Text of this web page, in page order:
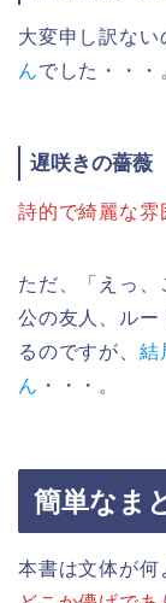
大変申し訳ない
んでした・・・
遅咲きの薔薇
詩的で綺麗な雰
ただ、「えっ、
公の友人、ルー
るのですが、 結
ん ・・・。
簡単なま
本書は文体が何